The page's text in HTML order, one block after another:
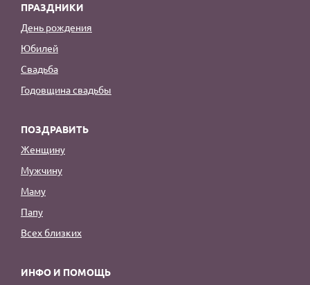
ПРАЗДНИКИ
День рождения
Юбилей
Свадьба
Годовщина свадьбы
ПОЗДРАВИТЬ
Женщину
Мужчину
Маму
Папу
Всех близких
ИНФО И ПОМОЩЬ